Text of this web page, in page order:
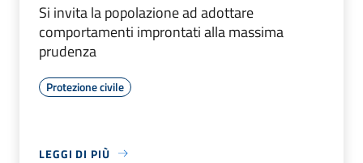
Si invita la popolazione ad adottare
comportamenti improntati alla massima
prudenza
Protezione civile
LEGGI DI PIÙ